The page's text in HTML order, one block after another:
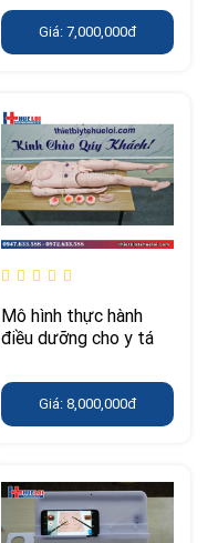
Giá: 7,000,000đ
Mô hình thực hành
điều dưỡng cho y tá
Giá: 8,000,000đ